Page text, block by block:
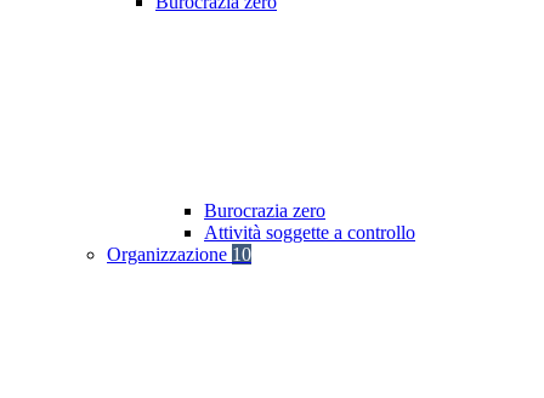
Burocrazia zero
Attività soggette a controllo
Organizzazione 10